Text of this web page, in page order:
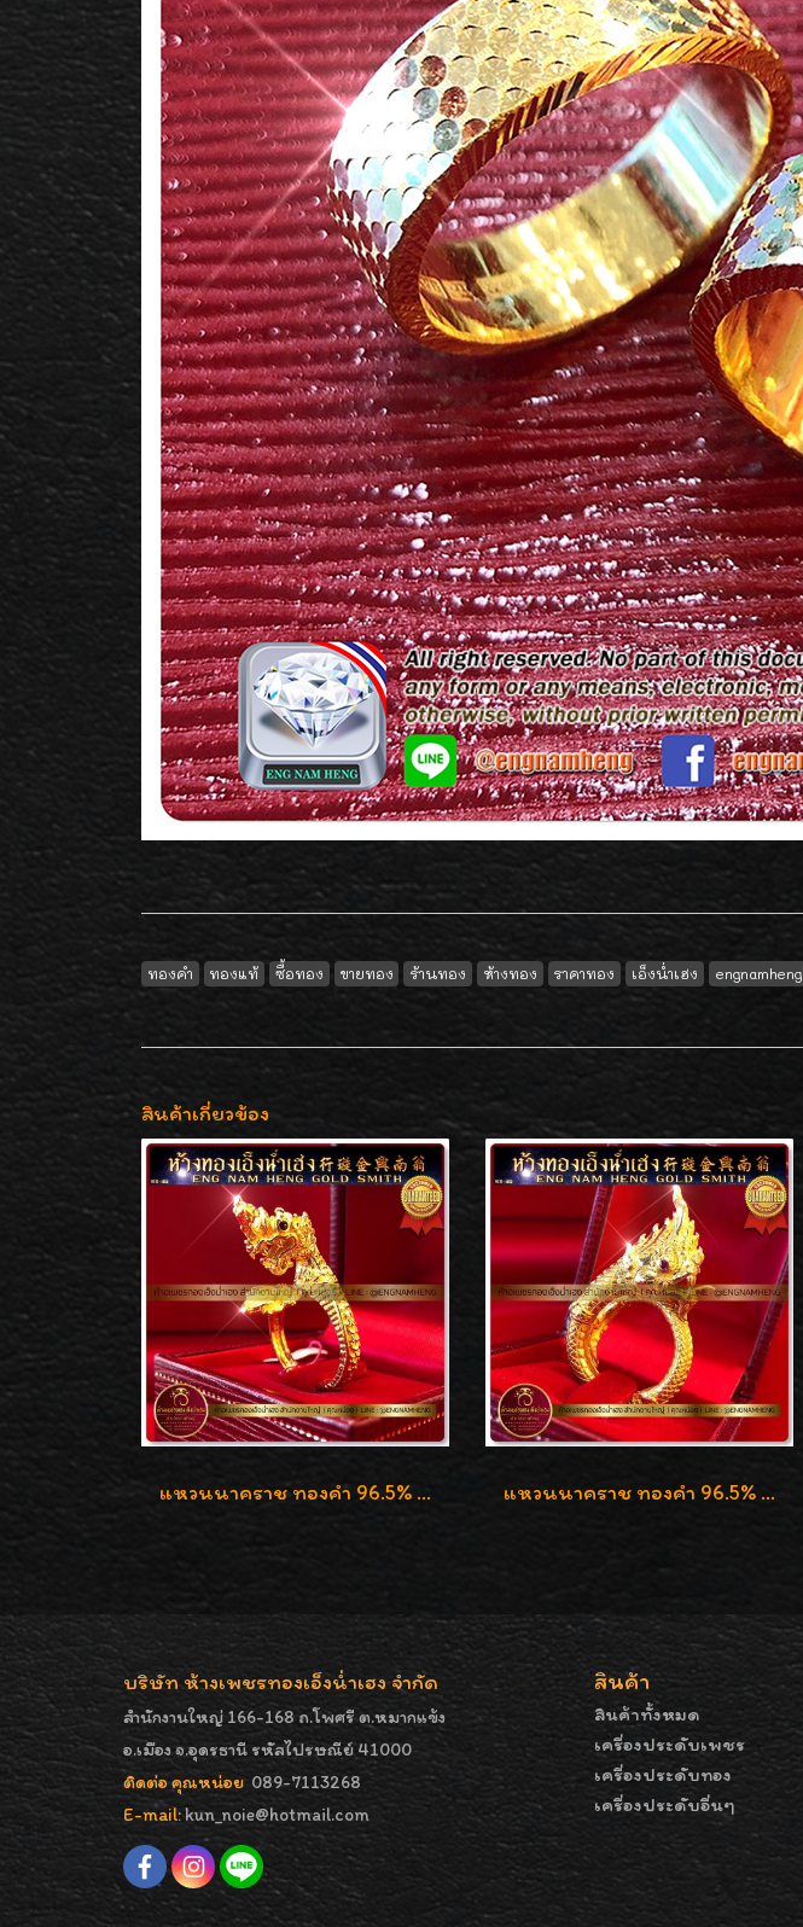
ทองคำ ทองแท้ ซื้อทอง ขายทอง ร้านทอง ห้างทอง ราคาทอง เอ็งน่ำเฮง engnamheng
สินค้าเกี่ยวข้อง
แหวนนาคราช ทองคำ 96.5% น้ำหนัก 15.6g งานดีไซน์สวยๆค่ะ แหวนนาคราช ทองคำ 96.5% น้ำหนัก 21.2g งานดีไซน์สวยมากๆค่ะ
บริษัท ห้างเพชรทองเอ็งน่ำเฮง จำกัด
สำนักงานใหญ่ 166-168 ถ.โพศรี ต.หมากแข้ง
อ.เมือง จ.อุดรธานี รหัสไปรษณีย์ 41000
ติดต่อ คุณหน่อย 089-7113268
E-mail:kun_noie@hotmail.com
สินค้า
สินค้าทั้งหมด
เครื่องประดับเพชร
เครื่องประดับทอง
เครื่องประดับอื่นๆ